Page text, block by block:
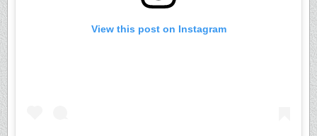
View this post on Instagram